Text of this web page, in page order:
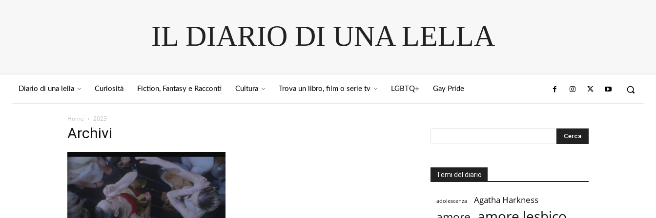
IL DIARIO DI UNA LELLA
Diario di una lella Curiosità Fiction, Fantasy e Racconti Cultura Trova un libro, film o serie tv LGBTQ+ Gay Pride
Home 2023
Archivi
Temi del diario
adolescenza Agatha Harkness